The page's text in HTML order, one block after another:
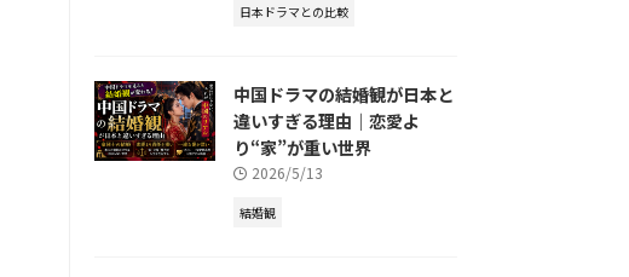
日本ドラマとの比較
中国ドラマの結婚観が日本と
違いすぎる理由｜恋愛よ
り“家”が重い世界
2026/5/13
結婚観